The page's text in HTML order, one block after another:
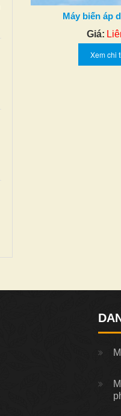
Máy biến áp
Giá:
Xem chi